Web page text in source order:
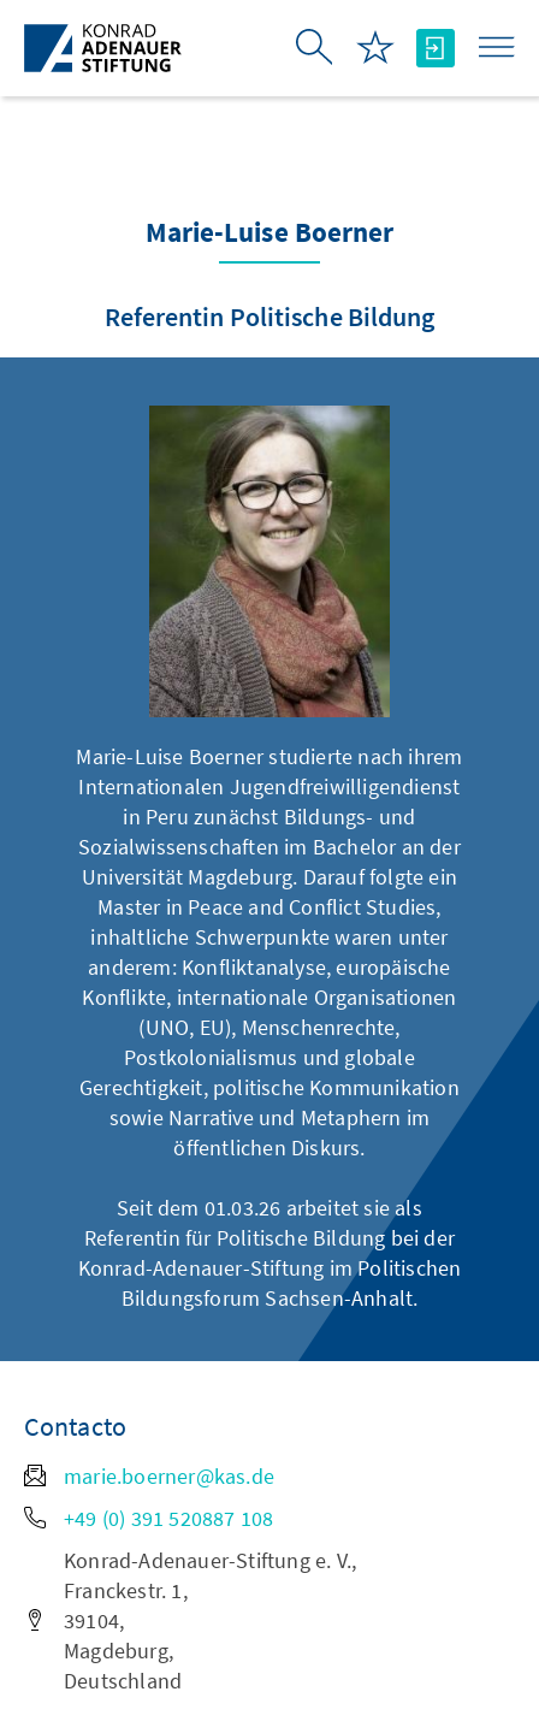
Saltar al contenido principal
Marie-Luise Boerner
Referentin Politische Bildung
Marie-Luise Boerner studierte nach ihrem
Internationalen Jugendfreiwilligendienst
in Peru zunächst Bildungs- und
Sozialwissenschaften im Bachelor an der
Universität Magdeburg. Darauf folgte ein
Master in Peace and Conflict Studies,
inhaltliche Schwerpunkte waren unter
anderem: Konfliktanalyse, europäische
Konflikte, internationale Organisationen
(UNO, EU), Menschenrechte,
Postkolonialismus und globale
Gerechtigkeit, politische Kommunikation
sowie Narrative und Metaphern im
öffentlichen Diskurs.
Seit dem 01.03.26 arbeitet sie als
Referentin für Politische Bildung bei der
Konrad-Adenauer-Stiftung im Politischen
Bildungsforum Sachsen-Anhalt.
Contacto
marie.boerner@kas.de
+49 (0) 391 520887 108
Konrad-Adenauer-Stiftung e. V.,
Franckestr. 1,
39104,
Magdeburg,
Deutschland